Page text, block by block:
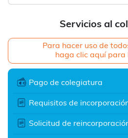
Servicios al
Para hacer uso de
haga clic aquí para
Pago de colegiatura
Requisitos de
Solicitud de